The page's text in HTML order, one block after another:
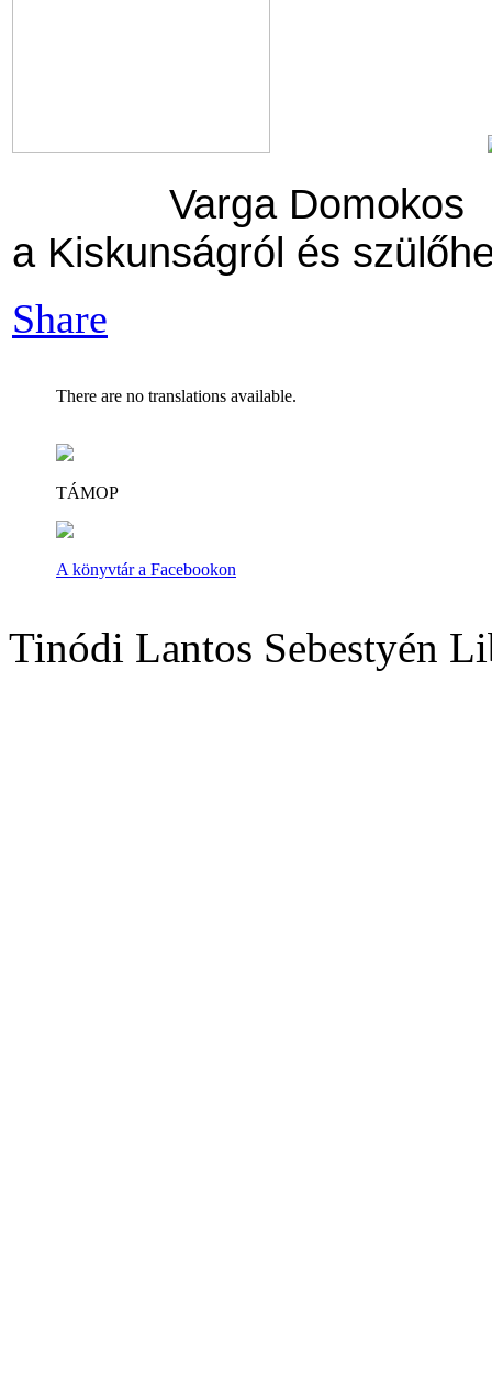
Varga
a Kiskunságról és
Share
There are no translations available.
TÁMOP
A könyvtár a Facebookon
Tinódi Lantos Sebestyén